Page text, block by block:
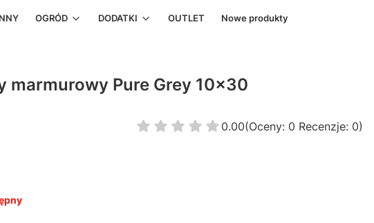
OGRÓD DODATKI OUTLET Nowe produkty
marmurowy Pure Grey 10x30
0.00(Oceny: 0 Recenzje: 0)